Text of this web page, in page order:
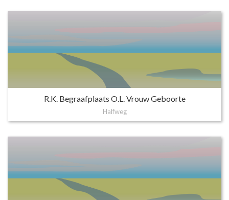
R.K. Begraafplaats O.L. Vrouw Geboorte
Halfweg